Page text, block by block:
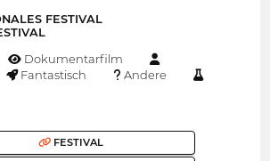
FESTIVAL
Dokumentarfilm
Fantastisch
Andere
FESTIVAL